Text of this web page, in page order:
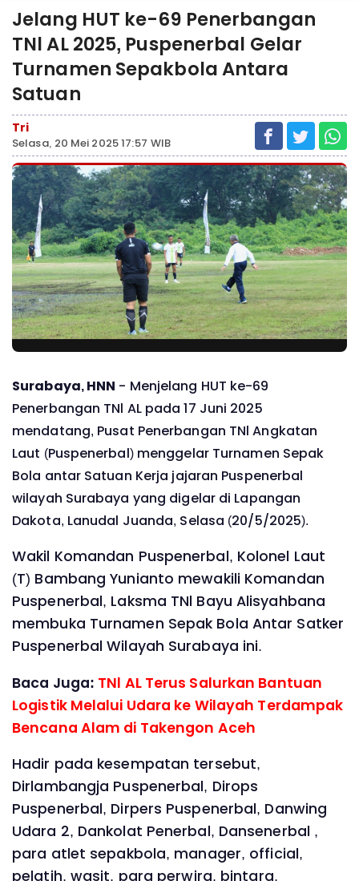
Jelang HUT ke-69 Penerbangan
TNl AL 2025, Puspenerbal Gelar
Turnamen Sepakbola Antara
Satuan
Tri
Selasa, 20 Mei 2025 17:57 WIB
Surabaya, HNN - Menjelang HUT ke-69
Penerbangan TNl AL pada 17 Juni 2025
mendatang, Pusat Penerbangan TNl Angkatan
Laut (Puspenerbal) menggelar Turnamen Sepak
Bola antar Satuan Kerja jajaran Puspenerbal
wilayah Surabaya yang digelar di Lapangan
Dakota, Lanudal Juanda, Selasa (20/5/2025).
Wakil Komandan Puspenerbal, Kolonel Laut
(T) Bambang Yunianto mewakili Komandan
Puspenerbal, Laksma TNl Bayu Alisyahbana
membuka Turnamen Sepak Bola Antar Satker
Puspenerbal Wilayah Surabaya ini.
Baca Juga: TNl AL Terus Salurkan Bantuan
Logistik Melalui Udara ke Wilayah Terdampak
Bencana Alam di Takengon Aceh
Hadir pada kesempatan tersebut,
Dirlambangja Puspenerbal, Dirops
Puspenerbal, Dirpers Puspenerbal, Danwing
Udara 2, Dankolat Penerbal, Dansenerbal ,
para atlet sepakbola, manager, official,
pelatih, wasit, para perwira, bintara,